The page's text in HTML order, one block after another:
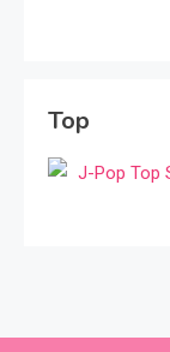
Top